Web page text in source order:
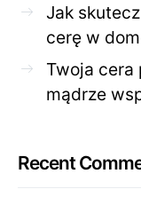
Jak
cerę w
Twoja cera
mądrze
Recent